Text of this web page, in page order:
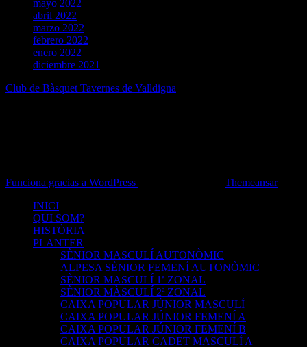
mayo 2022
abril 2022
marzo 2022
febrero 2022
enero 2022
diciembre 2021
Club de Bàsquet Tavernes de Valldigna
Funciona gracias a WordPress
Themeansar
INICI
QUI SOM?
HISTÒRIA
PLANTER
SÈNIOR MASCULÍ AUTONÒMIC
ALPESA SÈNIOR FEMENÍ AUTONÒMIC
SÈNIOR MASCULÍ 1ª ZONAL
SÈNIOR MÀSCULÍ 2ª ZONAL
CAIXA POPULAR JÚNIOR MASCULÍ
CAIXA POPULAR JÚNIOR FEMENÍ A
CAIXA POPULAR JÚNIOR FEMENÍ B
CAIXA POPULAR CADET MASCULÍ A